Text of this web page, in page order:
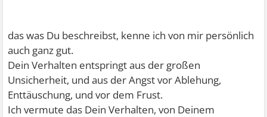
das was Du beschreibst, kenne ich von mir persönlich
auch ganz gut.
Dein Verhalten entspringt aus der großen
Unsicherheit, und aus der Angst vor Ablehung,
Enttäuschung, und vor dem Frust.
Ich vermute das Dein Verhalten, von Deinem